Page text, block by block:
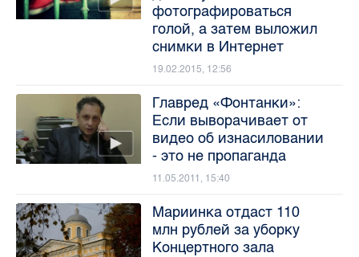
фотографироваться
голой, а затем выложил
снимки в Интернет
19.02.2015, 12:56
Главред «Фонтанки»:
Если выворачивает от
видео об изнасиловании
- это не пропаганда
11.05.2011, 15:40
Мариинка отдаст 110
млн рублей за уборку
Концертного зала